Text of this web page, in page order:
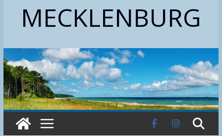
MECKLENBURG